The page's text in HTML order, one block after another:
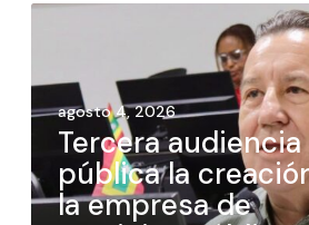
agosto 4, 2026
Tercera audiencia
pública la
la empresa de